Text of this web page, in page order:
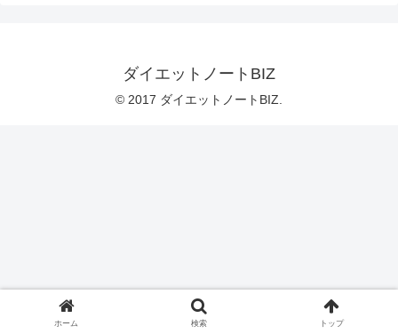
ダイエットノートBIZ
© 2017 ダイエットノートBIZ.
ホーム 検索 トップ